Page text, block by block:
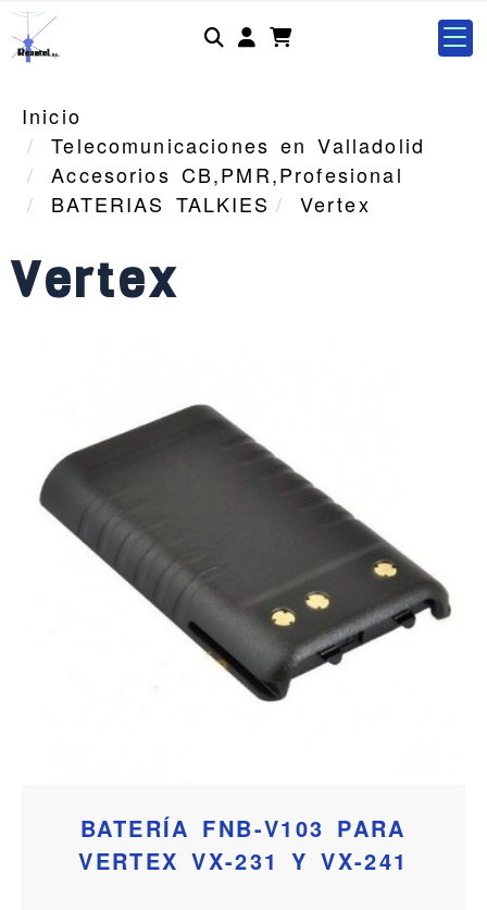
Identifícate
Inicio
Telecomunicaciones en Valladolid
Accesorios CB,PMR,Profesional
BATERIAS TALKIES
Vertex
Vertex
BATERÍA FNB-V103 PARA
VERTEX VX-231 Y VX-241